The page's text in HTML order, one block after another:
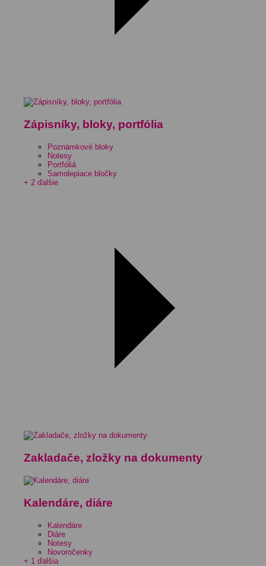
Zápisníky, bloky, portfólia
Poznámkové bloky
Notesy
Portfóliá
Samolepiace bločky
+ 2 ďalšie
Zakladače, zložky na dokumenty
Kalendáre, diáre
Kalendáre
Diáre
Notesy
Novoročenky
+ 1 ďalšia